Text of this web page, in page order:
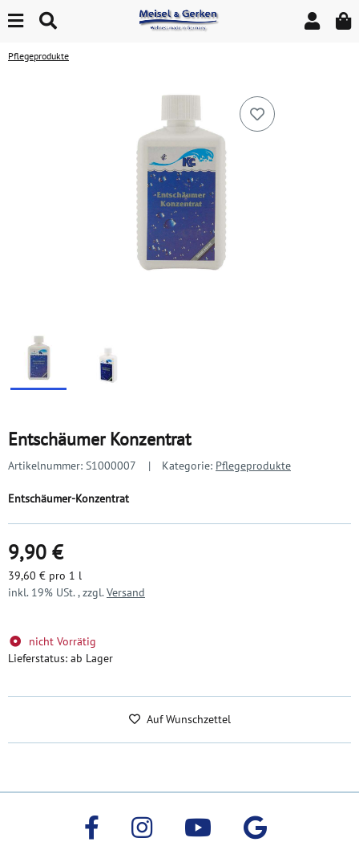
Pflegeprodukte
Entschäumer Konzentrat
Artikelnummer: S1000007 Kategorie: Pflegeprodukte
Entschäumer-Konzentrat
9,90 €
39,60 € pro 1 l
inkl. 19% USt. , zzgl.Versand
nicht Vorrätig
Lieferstatus: ab Lager
Auf Wunschzettel